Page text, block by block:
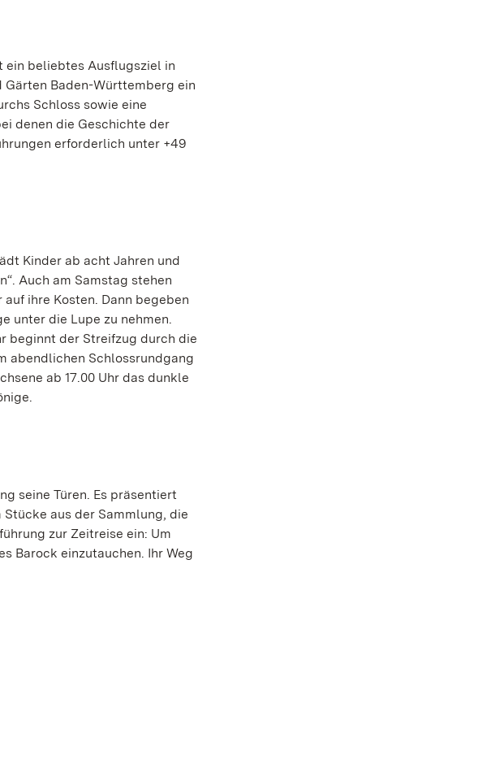
ein beliebtes Ausflugsziel in
Baden-Württemberg ein
Schloss sowie eine
denen die Geschichte der
erforderlich unter +49
Kinder ab acht Jahren und
Auch am Samstag stehen
ihre Kosten. Dann begeben
unter die Lupe zu nehmen.
beginnt der Streifzug durch die
abendlichen Schlossrundgang
ab 17.00 Uhr das dunkle
seine Türen. Es präsentiert
aus der Sammlung, die
zur Zeitreise ein: Um
Barock einzutauchen. Ihr Weg